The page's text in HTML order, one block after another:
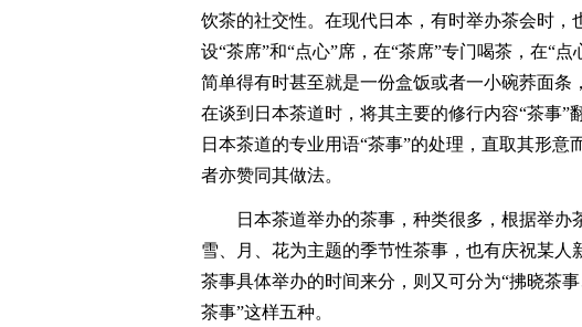
饮茶的社交性。在现代日本，有时举办茶会时，
设“茶席”和“点心”席，在“茶席”专门喝茶，在“
简单得有时甚至就是一份盒饭或者一小碗荞面
在谈到日本茶道时，将其主要的修行内容“茶事”
日本茶道的专业用语“茶事”的处理，直取其形
者亦赞同其做法。
日本茶道举办的茶事，种类很多，根据举
雪、月、花为主题的季节性茶事，也有庆祝某
茶事具体举办的时间来分，则又可分为“拂晓茶
茶事”这样五种。